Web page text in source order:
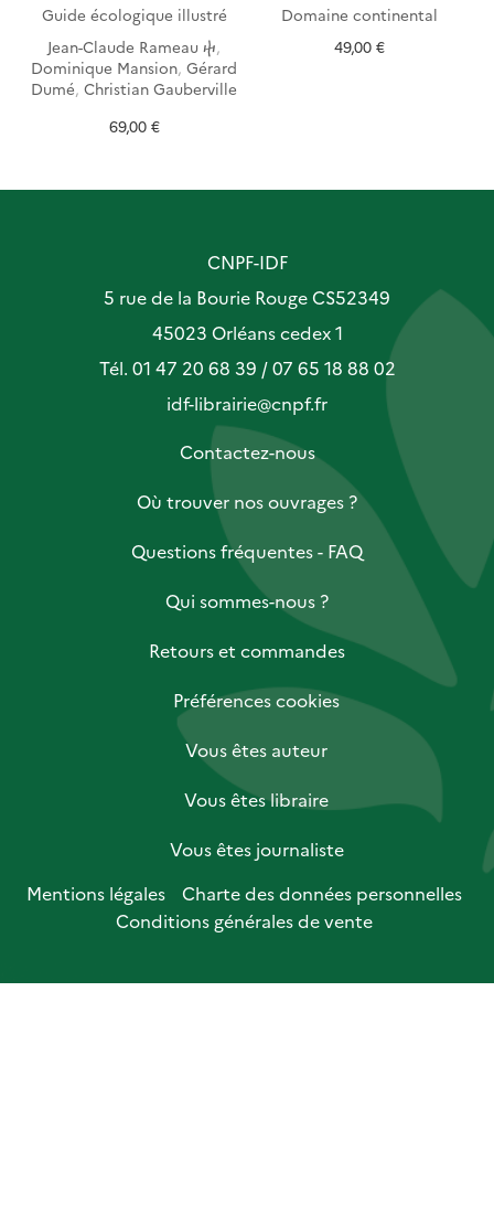
Guide écologique illustré
Jean-Claude Rameau ⴕ,
Dominique Mansion,Gérard
Dumé,Christian Gauberville
69,00 €
Domaine continental
49,00 €
CNPF-IDF
5 rue de la Bourie Rouge CS52349
45023 Orléans cedex 1
Tél. 01 47 20 68 39 / 07 65 18 88 02
idf-librairie@cnpf.fr
Contactez-nous
Où trouver nos ouvrages ?
Questions fréquentes - FAQ
Qui sommes-nous ?
Retours et commandes
Préférences cookies
Vous êtes auteur
Vous êtes libraire
Vous êtes journaliste
Mentions légales
Charte des données personnelles
Conditions générales de vente